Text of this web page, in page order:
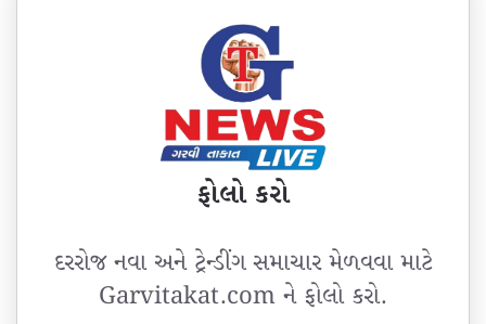
ફોલો કરો
દરરોજ નવા અને ટ્રેન્ડીંગ સમાચાર મેળવવા માટે
Garvitakat.com ને ફોલો કરો.